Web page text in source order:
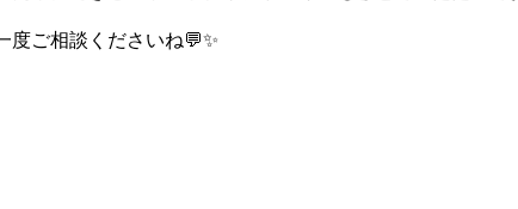
度ご相談くださいね💬✨